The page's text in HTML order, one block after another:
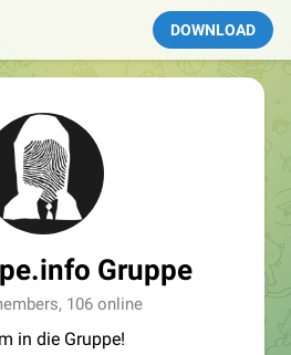
DOWNLOAD
Gruppe
106 online
in die Gruppe!